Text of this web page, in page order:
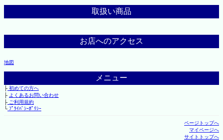
取扱い商品
お店へのアクセス
地図
メニュー
├初めての方へ
├ よくあるお問い合わせ
├ご利用規約
└ﾌﾟﾗｲﾊﾞｼｰﾎﾟﾘｼｰ
ページトップへ
マイページへ
サイトトップへ